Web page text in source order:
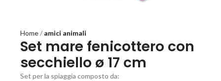
Home amici animali
Set mare fenicottero con
secchiello ø 17 cm
Set per la spiaggia composto da: